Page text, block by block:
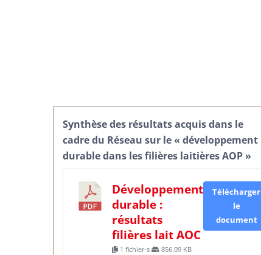
Synthèse des résultats acquis dans le
cadre du Réseau sur le « développement
durable dans les filières laitières AOP »
Développement
durable :
résultats
filières lait AOC
1 fichier·s 856.09 KB
Télécharger
le
document